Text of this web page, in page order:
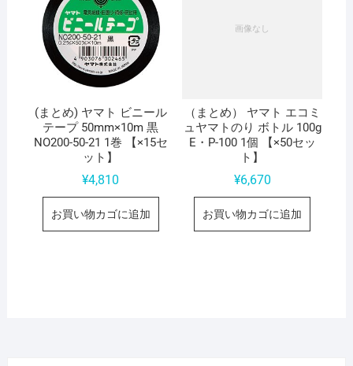
(まとめ) ヤマト ビニール
テープ 50mm×10m 黒
NO200-50-21 1巻 【×15セ
ット】
¥4,810
お買い物カゴに追加
（まとめ） ヤマト エコミ
ュヤマトのり ボトル 100g
E・P-100 1個 【×50セッ
ト】
¥6,670
お買い物カゴに追加